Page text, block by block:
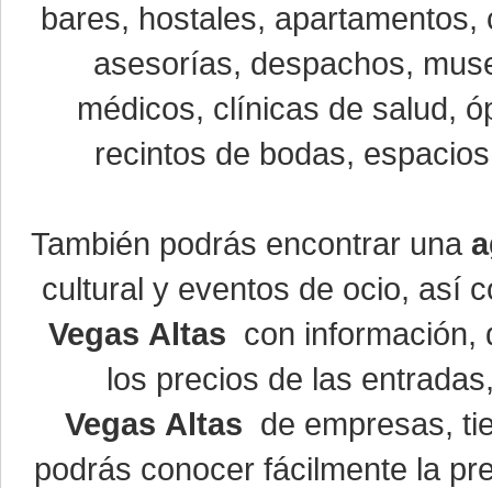
bares, hostales,
asesorías, despachos,
médicos, clínicas de salud,
recintos de bodas,
También podrás encontrar una
cultural y eventos de ocio, así
Vegas Altas con información,
los precios de las
Vegas Altas de empresas,
podrás conocer fácilmente la